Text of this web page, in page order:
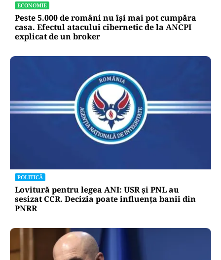
ECONOMIE
Peste 5.000 de români nu își mai pot cumpăra
casa. Efectul atacului cibernetic de la ANCPI
explicat de un broker
POLITICĂ
Lovitură pentru legea ANI: USR și PNL au
sesizat CCR. Decizia poate influența banii din
PNRR